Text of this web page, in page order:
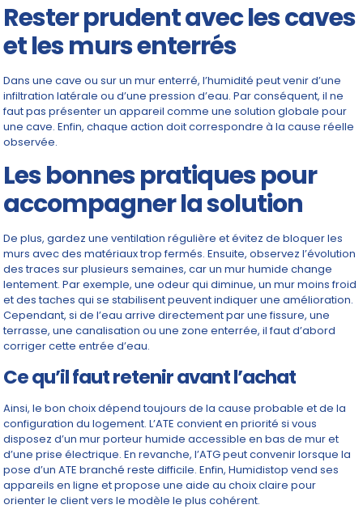
Rester prudent avec les caves
et les murs enterrés
Dans une cave ou sur un mur enterré, l’humidité peut venir d’une
infiltration latérale ou d’une pression d’eau. Par conséquent, il ne
faut pas présenter un appareil comme une solution globale pour
une cave. Enfin, chaque action doit correspondre à la cause réelle
observée.
Les bonnes pratiques pour
accompagner la solution
De plus, gardez une ventilation régulière et évitez de bloquer les
murs avec des matériaux trop fermés. Ensuite, observez l’évolution
des traces sur plusieurs semaines, car un mur humide change
lentement. Par exemple, une odeur qui diminue, un mur moins froid
et des taches qui se stabilisent peuvent indiquer une amélioration.
Cependant, si de l’eau arrive directement par une fissure, une
terrasse, une canalisation ou une zone enterrée, il faut d’abord
corriger cette entrée d’eau.
Ce qu’il faut retenir avant l’achat
Ainsi, le bon choix dépend toujours de la cause probable et de la
configuration du logement. L’ATE convient en priorité si vous
disposez d’un mur porteur humide accessible en bas de mur et
d’une prise électrique. En revanche, l’ATG peut convenir lorsque la
pose d’un ATE branché reste difficile. Enfin, Humidistop vend ses
appareils en ligne et propose une aide au choix claire pour
orienter le client vers le modèle le plus cohérent.